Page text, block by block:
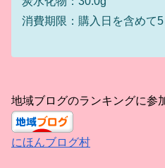
消費期限：購入日を含めて5
地域ブログのランキングに参
にほんブログ村